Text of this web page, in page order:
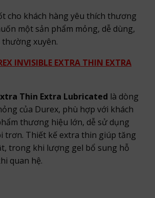
cho khách hàng yêu thích thương
một sản phẩm mỏng, dễ dùng,
xuyên.
INVISIBLE EXTRA THIN EXTRA
Thin Extra Lubricated là dòng
của Durex, phù hợp với khách
thương hiệu lớn, dễ sử dụng
trơn. Thiết kế extra thin giúp tăng
trong khi lượng gel bổ sung hỗ
quan hệ.